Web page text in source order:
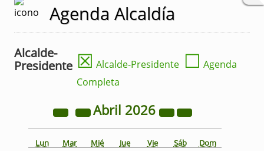
Agenda Alcaldía
Alcalde-
Presidente ☒ Alcalde-Presidente ☐ Agenda
Completa
Abril 2026
Lun Mar Mié Jue Vie Sáb Dom